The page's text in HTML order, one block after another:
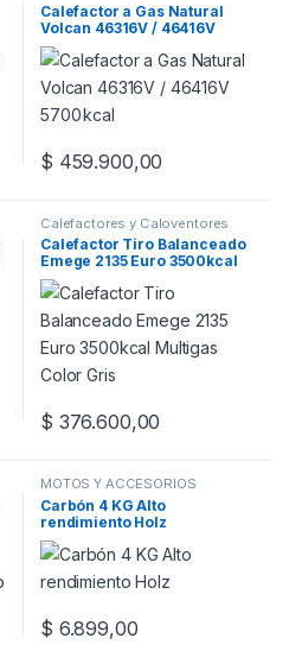
Calefactor a Gas Natural
Volcan 46316V / 46416V
5700 kcal
$ 459.900,00
Calefactores y Caloventores
Calefactor Tiro Balanceado
Emege 2135 Euro 3500kcal
Multigas Color Gris
$ 376.600,00
MOTOS Y ACCESORIOS
Carbón 4 KG Alto
rendimiento Holz
$ 6.899,00